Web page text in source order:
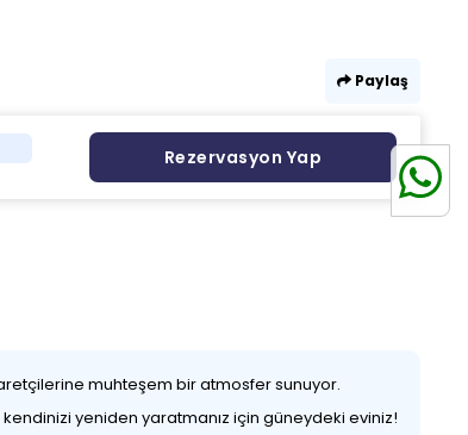
Paylaş
Rezervasyon Yap
muhteşem bir atmosfer sunuyor.
yeniden yaratmanız için güneydeki eviniz!